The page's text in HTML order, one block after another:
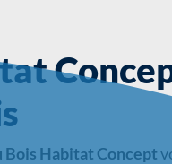
Bois Habitat Concept